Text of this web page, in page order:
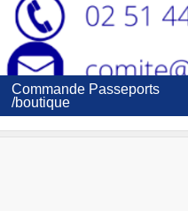
Commande Passeports
/boutique